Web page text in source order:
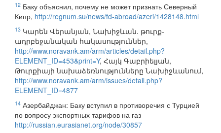
12 Баку объяснил, почему не может признать Северный
Кипр, http://regnum.su/news/fd-abroad/azeri/1428148.html
13 Կարեն Վերանյան, Նախիջևան. թուրք-
ադրբեջանական հակասություններ,
http://www.noravank.am/arm/articles/detail.php?
ELEMENT_ID=453&print=Y, Հայկ Գաբրիելյան,
Թուրքիայի նախաձեռնությունները Նախիջևանում,
http://www.noravank.am/arm/issues/detail.php?
ELEMENT_ID=4877
14 Азербайджан: Баку вступил в противоречия с Турцией
по вопросу экспортных тарифов на газ
http://russian.eurasianet.org/node/30857